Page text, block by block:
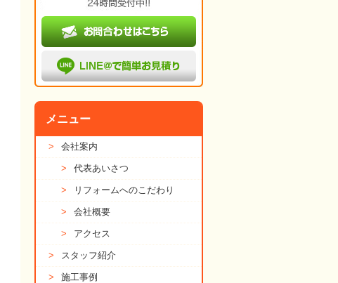
メニュー
> 会社案内
> 代表あいさつ
> リフォームへのこだわり
> 会社概要
> アクセス
> スタッフ紹介
> 施工事例